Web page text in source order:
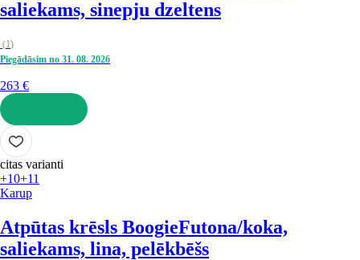
saliekams, sinepju dzeltens
(1)
Piegādāsim no 31. 08. 2026
263 €
LIKT GROZĀ
citas varianti
+10+11
Karup
Atpūtas krēsls BoogieFutona/koka,
saliekams, lina, pelēkbēšs